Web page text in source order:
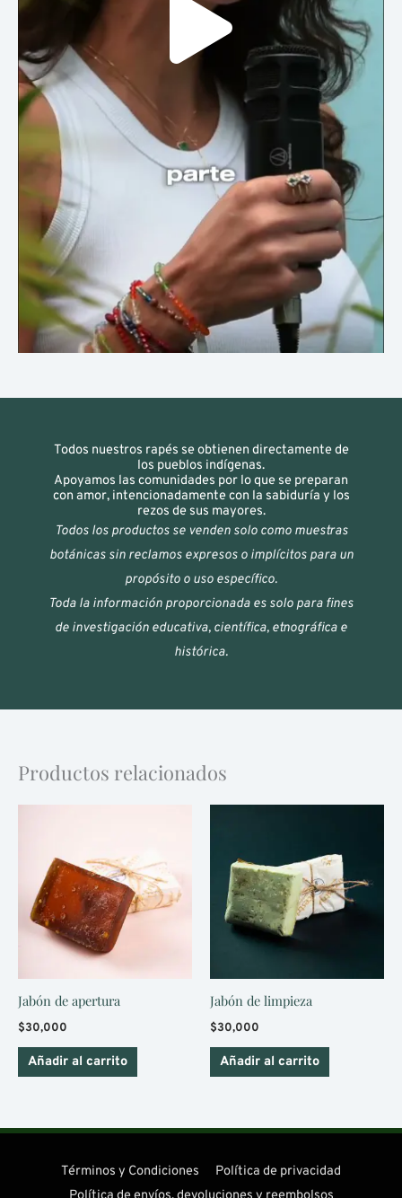
Todos nuestros rapés se obtienen directamente de
los pueblos indígenas.
Apoyamos las comunidades por lo que se preparan
con amor, intencionadamente con la sabiduría y los
rezos de sus mayores.
Todos los productos se venden solo como muestras
botánicas sin reclamos expresos o implícitos para un
propósito o uso específico.
Toda la información proporcionada es solo para fines
de investigación educativa, científica, etnográfica e
histórica.
Productos relacionados
Jabón de apertura
$30,000
Añadir al carrito
Jabón de limpieza
$30,000
Añadir al carrito
Términos y Condiciones
Política de privacidad